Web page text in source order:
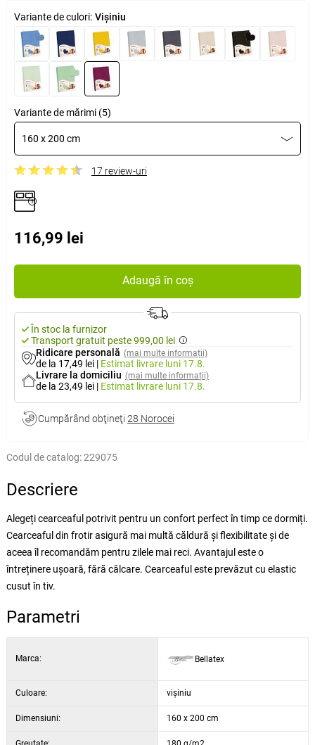
Variante de culori: Vișiniu
Variante de mărimi (5)
160 x 200 cm
17 review-uri
116,99 lei
Adaugă în coș
În stoc la furnizor
Transport gratuit peste 999,00 lei
Ridicare personală (mai multe informații)
de la 17,49 lei | Estimat livrare luni 17.8.
Livrare la domiciliu (mai multe informații)
de la 23,49 lei | Estimat livrare luni 17.8.
Cumpărând obţineţi 28 Norocei
Codul de catalog:229075
Descriere
Alegeți cearceaful potrivit pentru un confort perfect în timp ce dormiți.
Cearceaful din frotir asigură mai multă căldură și flexibilitate și de
aceea îl recomandăm pentru zilele mai reci. Avantajul este o
întreținere ușoară, fără călcare. Cearceaful este prevăzut cu elastic
cusut în tiv.
Parametri
Marca: Bellatex
Culoare: vișiniu
Dimensiuni: 160 x 200 cm